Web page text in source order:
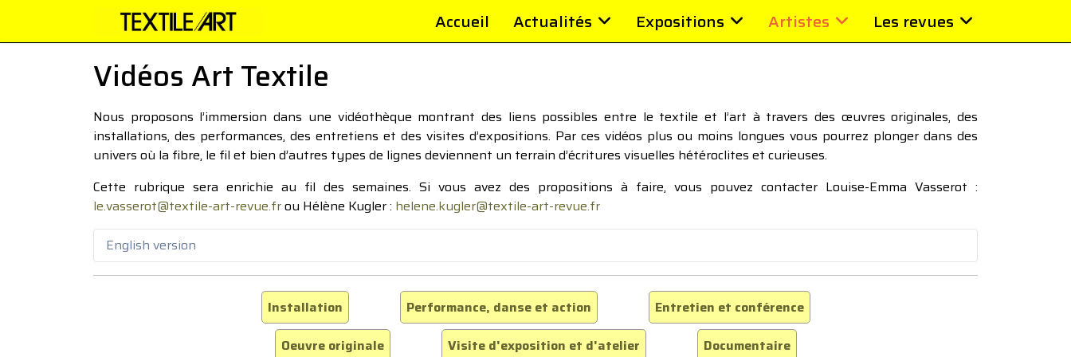
Accueil Actualités Expositions Artistes Les revues
Vidéos Art Textile
Nous proposons l’immersion dans une vidéothèque montrant des liens possibles entre le textile et l’art à travers des œuvres originales, des
installations, des performances, des entretiens et des visites d’expositions. Par ces vidéos plus ou moins longues vous pourrez plonger dans des
univers où la fibre, le fil et bien d’autres types de lignes deviennent un terrain d’écritures visuelles hétéroclites et curieuses.
Cette rubrique sera enrichie au fil des semaines. Si vous avez des propositions à faire, vous pouvez contacter Louise-Emma Vasserot :
le.vasserot@textile-art-revue.frou Hélène Kugler : helene.kugler@textile-art-revue.fr
English version
Installation Performance, danse et action
Entretien et conférence
Oeuvre originale
Visite d'exposition et d'atelier Documentaire